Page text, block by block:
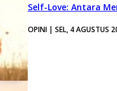
Self-Love: Antara
OPINI | SEL, 4 AGUSTUS